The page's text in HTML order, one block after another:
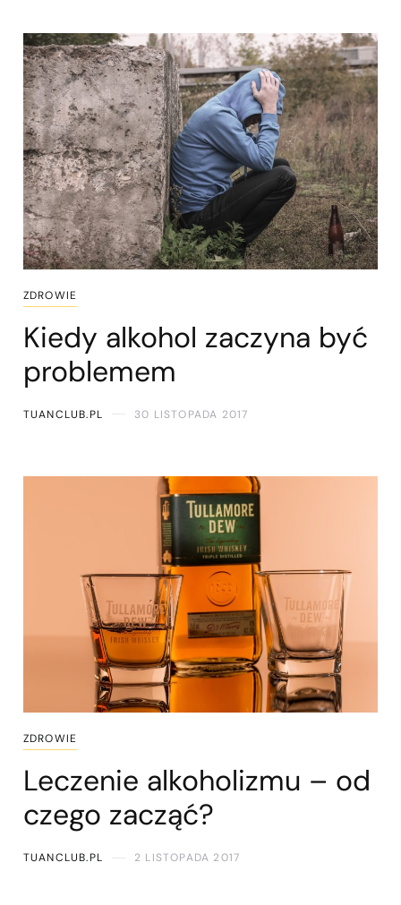
ZDROWIE
Kiedy alkohol zaczyna być
problemem
TUANCLUB.PL 30 LISTOPADA 2017
ZDROWIE
Leczenie alkoholizmu – od
czego zacząć?
TUANCLUB.PL 2 LISTOPADA 2017